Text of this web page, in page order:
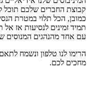
קבוצת החברים שלכם תוכל
כמובן, הכל תלוי במטרת
עם אחד מהנהגים המנוסים
הרימו לנו טלפון ונשמח
מחכים לכם.